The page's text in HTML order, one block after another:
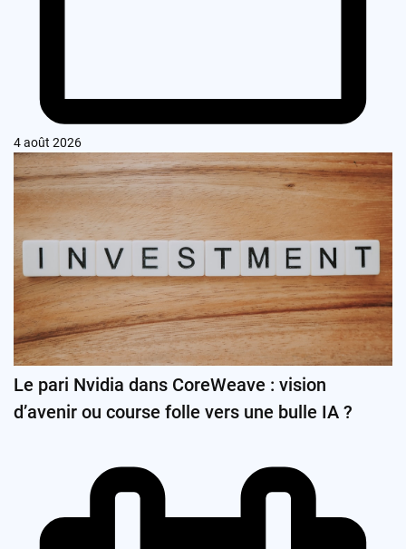
4 août 2026
Le pari Nvidia dans CoreWeave : vision
d’avenir ou course folle vers une bulle IA ?